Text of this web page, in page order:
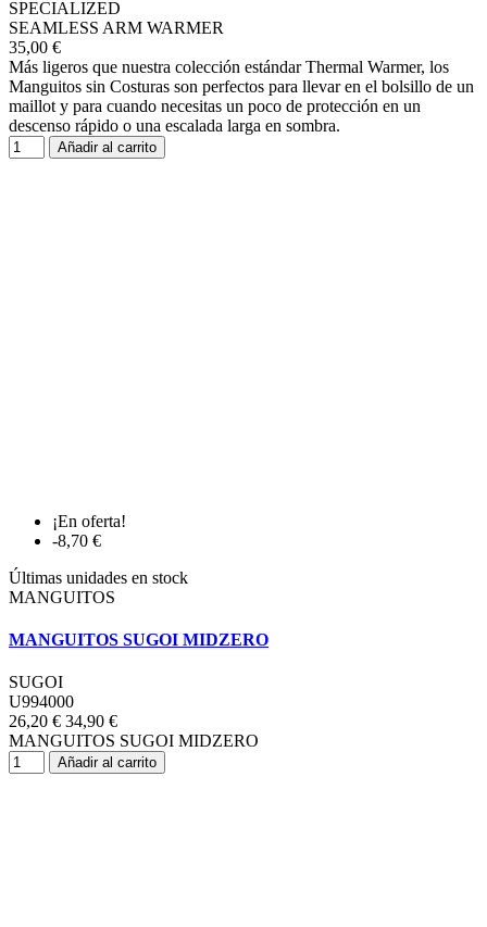
SPECIALIZED
SEAMLESS ARM WARMER
35,00 €
Más ligeros que nuestra colección estándar Thermal Warmer, los
Manguitos sin Costuras son perfectos para llevar en el bolsillo de un
maillot y para cuando necesitas un poco de protección en un
descenso rápido o una escalada larga en sombra.
Añadir al carrito
¡En oferta!
-8,70 €
Últimas unidades en stock
MANGUITOS
MANGUITOS SUGOI MIDZERO
SUGOI
U994000
26,20 € 34,90 €
MANGUITOS SUGOI MIDZERO
Añadir al carrito